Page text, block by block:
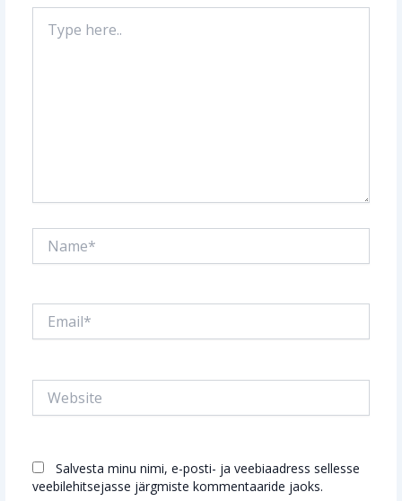
here..
Salvesta minu nimi, e-posti- ja veebiaadress sellesse
veebilehitsejasse järgmiste kommentaaride jaoks.